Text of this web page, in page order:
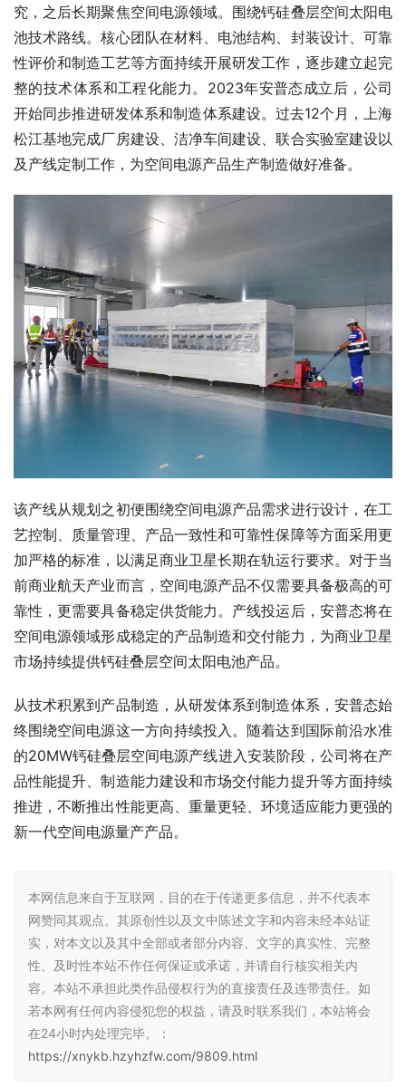
究，之后长期聚焦空间电源领域。围绕钙硅叠层空间太阳电
池技术路线。核心团队在材料、电池结构、封装设计、可靠
性评价和制造工艺等方面持续开展研发工作，逐步建立起完
整的技术体系和工程化能力。2023年安普态成立后，公司
开始同步推进研发体系和制造体系建设。过去12个月，上海
松江基地完成厂房建设、洁净车间建设、联合实验室建设以
及产线定制工作，为空间电源产品生产制造做好准备。
该产线从规划之初便围绕空间电源产品需求进行设计，在工
艺控制、质量管理、产品一致性和可靠性保障等方面采用更
加严格的标准，以满足商业卫星长期在轨运行要求。对于当
前商业航天产业而言，空间电源产品不仅需要具备极高的可
靠性，更需要具备稳定供货能力。产线投运后，安普态将在
空间电源领域形成稳定的产品制造和交付能力，为商业卫星
市场持续提供钙硅叠层空间太阳电池产品。
从技术积累到产品制造，从研发体系到制造体系，安普态始
终围绕空间电源这一方向持续投入。随着达到国际前沿水准
的20MW钙硅叠层空间电源产线进入安装阶段，公司将在产
品性能提升、制造能力建设和市场交付能力提升等方面持续
推进，不断推出性能更高、重量更轻、环境适应能力更强的
新一代空间电源量产产品。
本网信息来自于互联网，目的在于传递更多信息，并不代表本
网赞同其观点。其原创性以及文中陈述文字和内容未经本站证
实，对本文以及其中全部或者部分内容、文字的真实性、完整
性、及时性本站不作任何保证或承诺，并请自行核实相关内
容。本站不承担此类作品侵权行为的直接责任及连带责任。如
若本网有任何内容侵犯您的权益，请及时联系我们，本站将会
在24小时内处理完毕。：
https://xnykb.hzyhzfw.com/9809.html